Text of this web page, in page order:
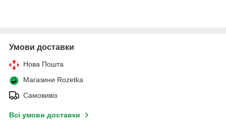
Умови доставки
Нова Пошта
Магазини Rozetka
Самовивіз
Всі умови доставки